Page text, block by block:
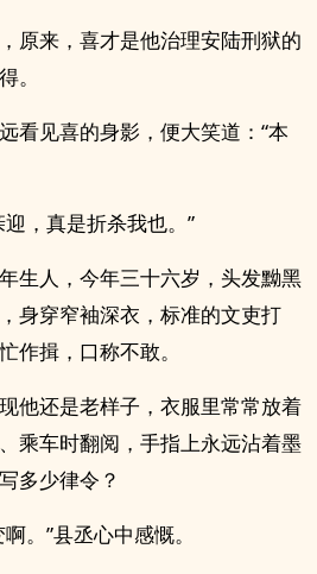
原来，喜才是他治理安陆刑狱的
。
看见喜的身影，便大笑道：“本
，真是折杀我也。”
生人，今年三十六岁，头发黝黑
身穿窄袖深衣，标准的文吏打
作揖，口称不敢。
他还是老样子，衣服里常常放着
乘车时翻阅，手指上永远沾着墨
多少律令？
。”县丞心中感慨。